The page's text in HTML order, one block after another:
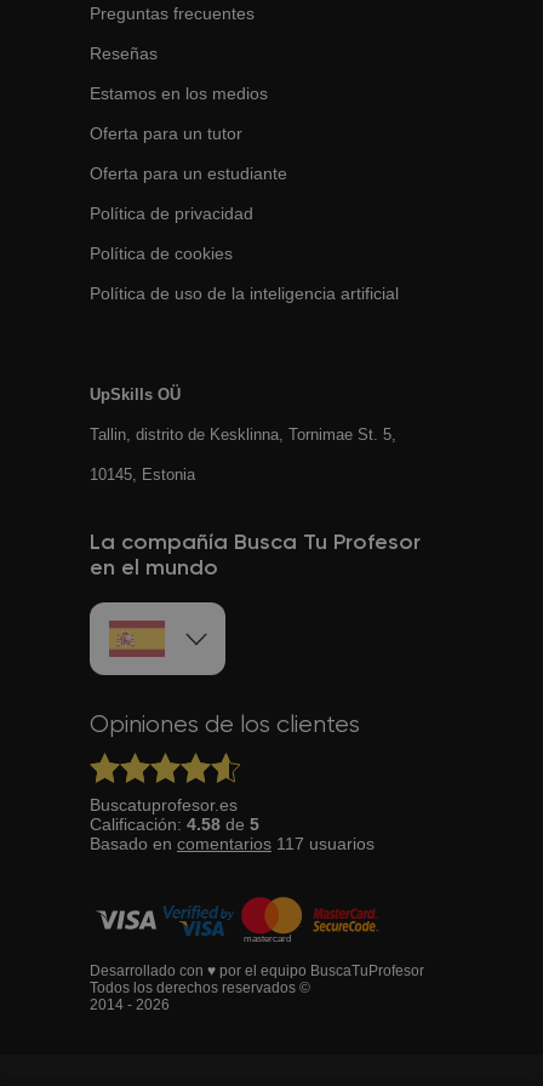
Preguntas frecuentes
Reseñas
Estamos en los medios
Oferta para un tutor
Oferta para un estudiante
Política de privacidad
Política de cookies
Política de uso de la inteligencia artificial
UpSkills OÜ
Tallin, distrito de Kesklinna, Tornimаe St. 5,
10145, Estonia
La compañía Busca Tu Profesor
en el mundo
Opiniones de los clientes
Buscatuprofesor.es
Calificación: 4.58 de 5
Basado en comentarios 117 usuarios
Desarrollado con ♥ por el equipo BuscaTuProfesor
Todos los derechos reservados ©
2014 - 2026